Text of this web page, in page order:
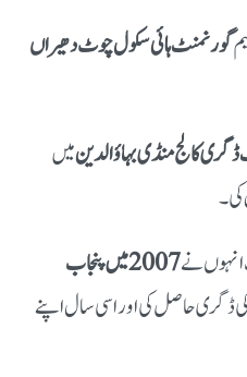
گورنمنٹ ہائی سکول چوٹ دھیراں
کالج منڈی بہاؤالدینمیں
کی۔
نے
2007 میں پنجاب
کی ڈگری حاصل کی اور اسی سال اپنے